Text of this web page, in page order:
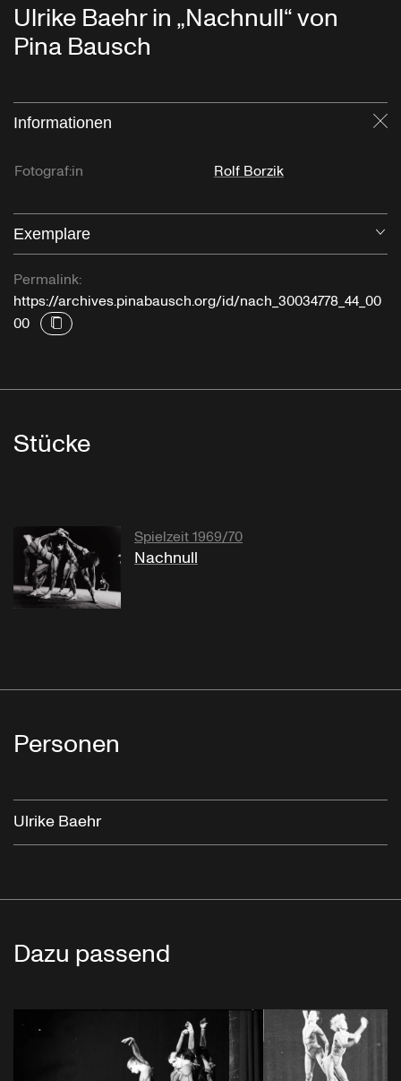
Ulrike Baehr in „Nachnull“ von
Pina Bausch
Informationen
Fotograf:in Rolf Borzik
Exemplare
Permalink:
https://archives.pinabausch.org/id/nach_30034778_44_00
00
Stücke
Spielzeit 1969/70
Nachnull
Personen
Ulrike Baehr
Dazu passend